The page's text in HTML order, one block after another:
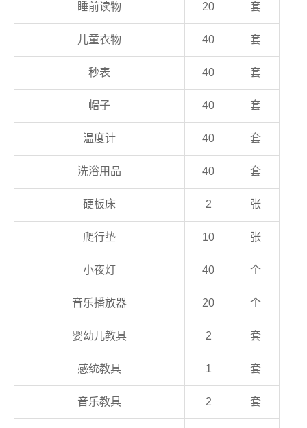
睡前读物 20 套
儿童衣物 40 套
秒表 40 套
帽子 40 套
温度计 40 套
洗浴用品 40 套
硬板床 2 张
爬行垫 10 张
小夜灯 40 个
音乐播放器 20 个
婴幼儿教具 2 套
感统教具 1 套
音乐教具 2 套